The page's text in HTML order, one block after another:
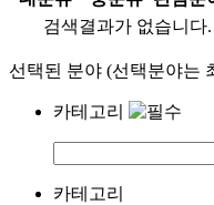
검색결과가 없습니다.
선택된 분야 (선택분야는
카테고리
카테고리